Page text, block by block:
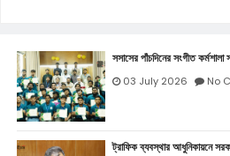
সসাসের পাঁচদিনের সংগীত কর্মশালা
03 July 2026 No
ট্রাফিক ব্যবস্থার আধুনিকায়নে